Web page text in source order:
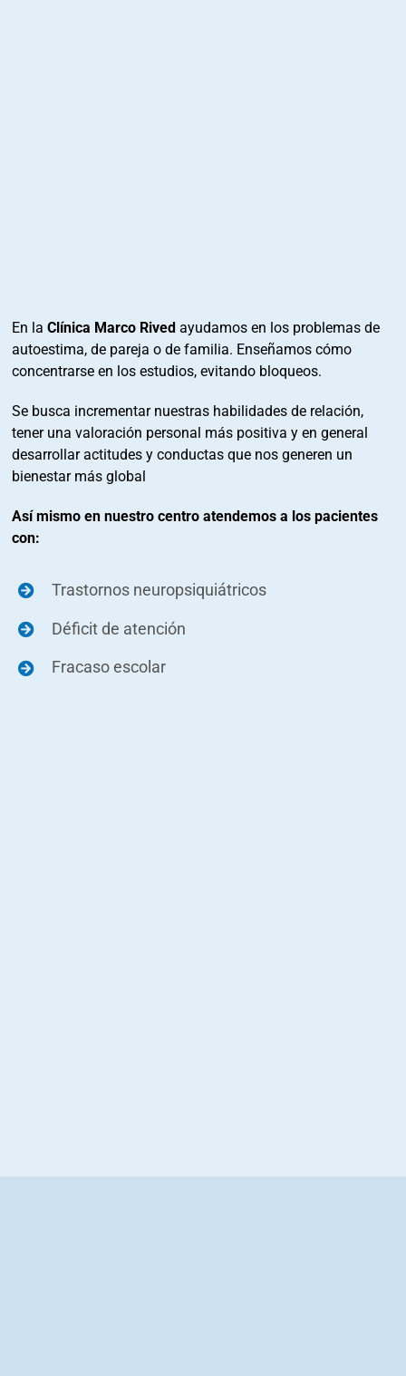
En laClínica Marco Rived ayudamos en los problemas de
autoestima, de pareja o de familia. Enseñamos cómo
concentrarse en los estudios, evitando bloqueos.
Se busca incrementar nuestras habilidades de relación,
tener una valoración personal más positiva y en general
desarrollar actitudes y conductas que nos generen un
bienestar más global
Así mismo en nuestro centro atendemos a los pacientes
con:
Trastornos neuropsiquiátricos
Déficit de atención
Fracaso escolar